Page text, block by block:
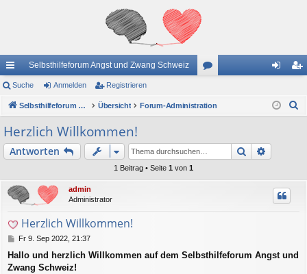
ch
ne
llz
ug
Selbsthilfeforum Angst und Zwang Schweiz
en m ist
Suche Anmelden Registrieren
Selbsthilfeforum Angst und Zwang Schweiz Übersicht Forum-Administration
Herzlich Willkommen!
Antworten Suche
1 Beitrag • Seite 1 von 1
admin
Administrator
Herzlich Willkommen!
B
i
t
Fr 9. Sep 2022, 21:37
Hallo und herzlich Willkommen auf dem Selbsthilfeforum Angst und
Zwang Schweiz!